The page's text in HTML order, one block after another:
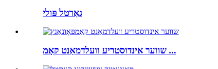
גאַרטל פּולי
שווער אינדוסטריע וועלדמאַנט קאָמ ...